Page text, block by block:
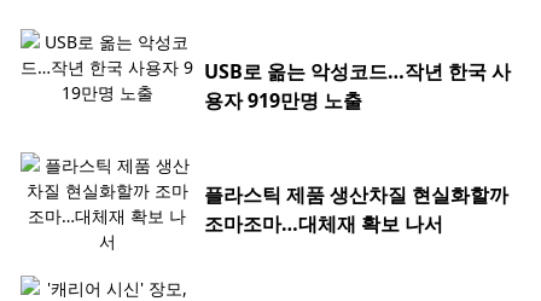
USB로 옮는 악성코드…작년 한국 사
용자 919만명 노출
플라스틱 제품 생산차질 현실화할까
조마조마…대체재 확보 나서